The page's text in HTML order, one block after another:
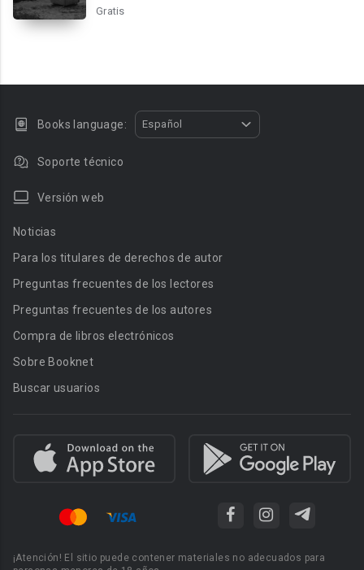
Gratis
Books language: Español
Soporte técnico
Versión web
Noticias
Para los titulares de derechos de autor
Preguntas frecuentes de los lectores
Preguntas frecuentes de los autores
Compra de libros electrónicos
Sobre Booknet
Buscar usuarios
¡Atención! El sitio puede contener materiales no adecuados para